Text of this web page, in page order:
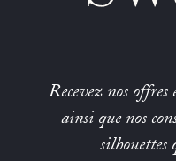
Recevez nos
ainsi que nos
silhouettes